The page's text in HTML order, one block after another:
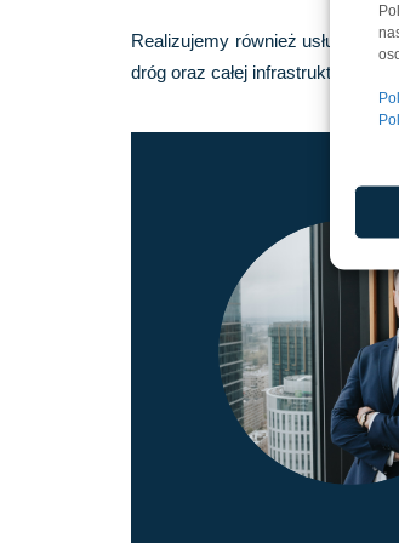
Realizujemy również usługi
dróg oraz całej infrastruktury